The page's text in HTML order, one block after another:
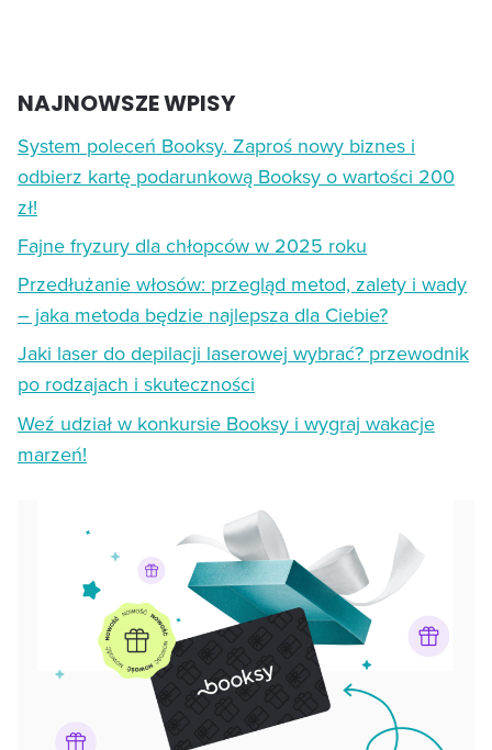
NAJNOWSZE WPISY
System poleceń Booksy. Zaproś nowy biznes i
odbierz kartę podarunkową Booksy o wartości 200
zł!
Fajne fryzury dla chłopców w 2025 roku
Przedłużanie włosów: przegląd metod, zalety i wady
– jaka metoda będzie najlepsza dla Ciebie?
Jaki laser do depilacji laserowej wybrać? przewodnik
po rodzajach i skuteczności
Weź udział w konkursie Booksy i wygraj wakacje
marzeń!